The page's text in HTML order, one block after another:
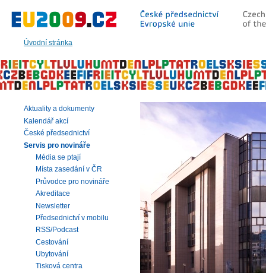
Úvodní stránka
hlavní
|
navigaci
|
vyhledávání
Aktuality a dokumenty
Kalendář akcí
České předsednictví
Servis pro novináře
Média se ptají
Místa zasedání v ČR
Průvodce pro novináře
Akreditace
Newsletter
Předsednictví v mobilu
RSS/Podcast
Cestování
Ubytování
Tisková centra